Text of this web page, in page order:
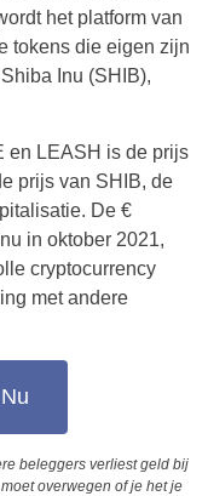
het platform van
tokens die eigen zijn
Inu (SHIB),
en LEASH is de prijs
prijs van SHIB, de
De €
in oktober 2021,
cryptocurrency
met andere
beleggers verliest geld bij
overwegen of je het je